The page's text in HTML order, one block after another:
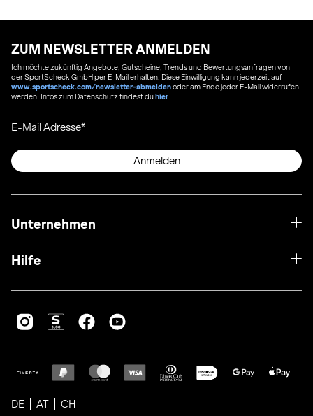
ZUM NEWSLETTER ANMELDEN
Ich möchte zukünftig Angebote, Gutscheine, Trends und Bewertungsanfragen von
der SportScheck GmbH per E-Mail erhalten. Diese Einwilligung kann jederzeit auf
www.sportscheck.com/newsletter-abmeldenoder am Ende jeder E-Mail widerrufen
werden. Infos zum Datenschutz findest duhier
E-Mail Adresse
Anmelden
Unternehmen
Hilfe
DE AT CH